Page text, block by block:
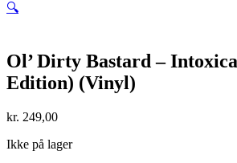
🔍
Ol’ Dirty Bastard –
Edition) (Vinyl)
kr. 249,00
Ikke på lager